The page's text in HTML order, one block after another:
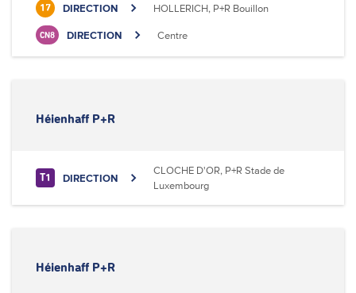
17 DIRECTION HOLLERICH, P+R Bouillon
CN8 DIRECTION Centre
Héienhaff P+R
T1 DIRECTION
CLOCHE D'OR, P+R Stade de
Luxembourg
Héienhaff P+R